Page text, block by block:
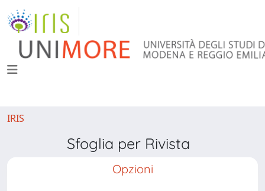
IRIS
Sfoglia per Rivista
Opzioni